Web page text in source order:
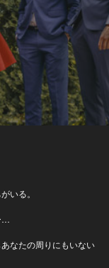
いる。
…
なたの周りにもいない